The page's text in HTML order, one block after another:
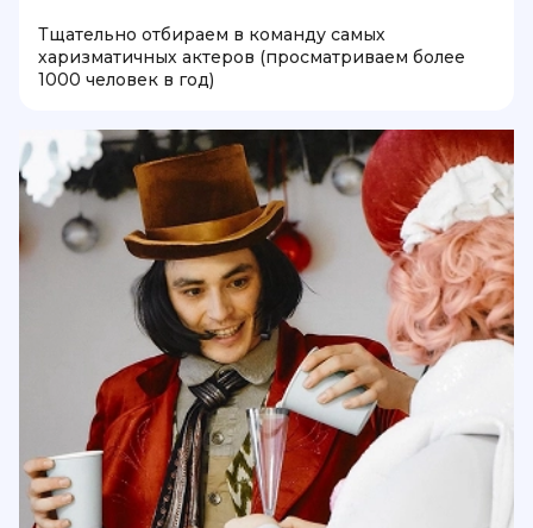
Тщательно отбираем в команду самых
харизматичных актеров (просматриваем более
1000 человек в год)